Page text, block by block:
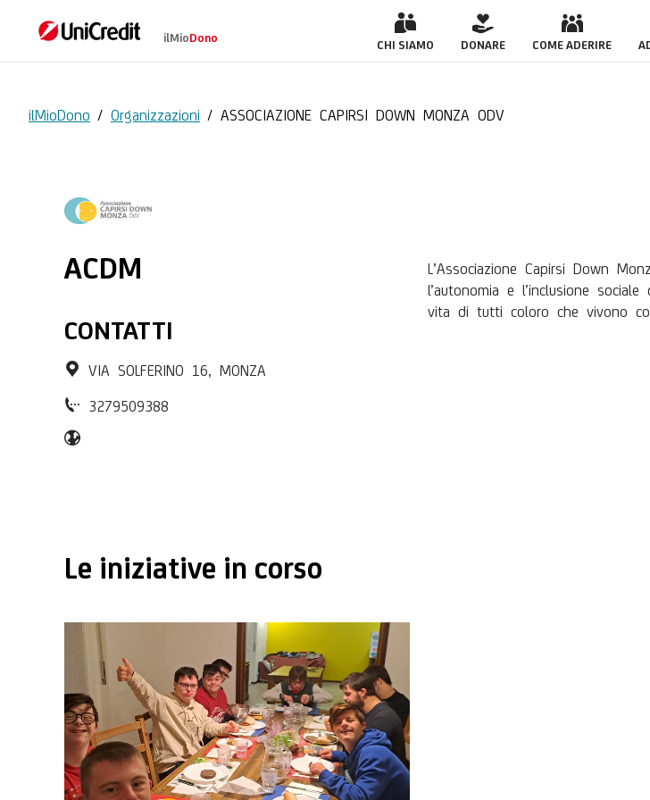
ASSOCIAZIONE CAPIRSI DOWN
ilMioDono
CHI SIAMO DONARE COME ADERIRE
ilMioDono / Organizzazioni / ASSOCIAZIONE CAPIRSI DOWN MONZA ODV
ACDM
CONTATTI
VIA SOLFERINO 16, MONZA
3279509388
L’Associazione Capirsi Down
l’autonomia e l’inclusione
vita di tutti coloro che vivono
Le iniziative in corso